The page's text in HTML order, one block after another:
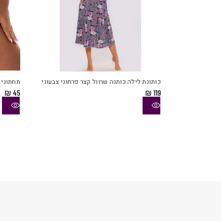
₪ 45סוגים.
ניתן
כותונת לילה כותנה שרוול קצר פרחוני צבעוני
₪ 119